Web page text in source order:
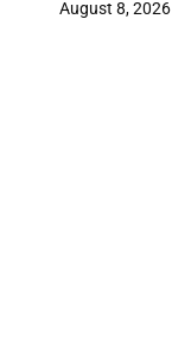
August 8, 2026